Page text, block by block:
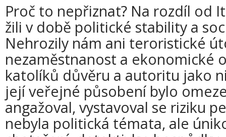
Proč to nepřiznat? Na rozdíl od
žili v době politické stability a
Nehrozily nám ani teroristické
nezaměstnanost a ekonomické
katolíků důvěru a autoritu jako
její veřejné působení bylo
angažoval, vystavoval se riziku
nebyla politická témata, ale